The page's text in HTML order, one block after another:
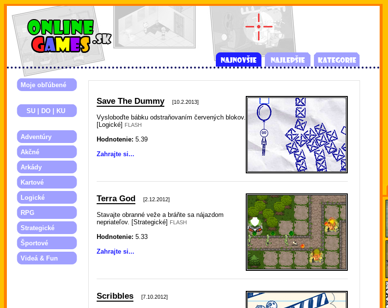
Moje obľúbené
SU | DO | KU
Adventúry
Akčné
Arkády
Kartové
Logické
RPG
Strategické
Športové
Videá & Fun
Save The Dummy [10.2.2013]
Vysloboďte bábku odstraňovaním červených blokov.
[Logické] FLASH
Hodnotenie: 5.39
Zahrajte si...
Terra God [2.12.2012]
Stavajte obranné veže a bráňte sa nájazdom
nepriateľov. [Strategické] FLASH
Hodnotenie: 5.33
Zahrajte si...
Scribbles [7.10.2012]